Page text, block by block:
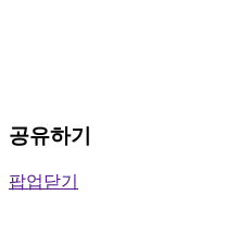
공유하기
팝업닫기